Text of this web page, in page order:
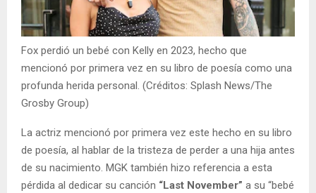
Fox perdió un bebé con Kelly en 2023, hecho que
mencionó por primera vez en su libro de poesía como una
profunda herida personal. (Créditos: Splash News/The
Grosby Group)
La actriz mencionó por primera vez este hecho en su libro
de poesía, al hablar de la tristeza de perder a una hija antes
de su nacimiento. MGK también hizo referencia a esta
pérdida al dedicar su canción “Last November” a su “bebé